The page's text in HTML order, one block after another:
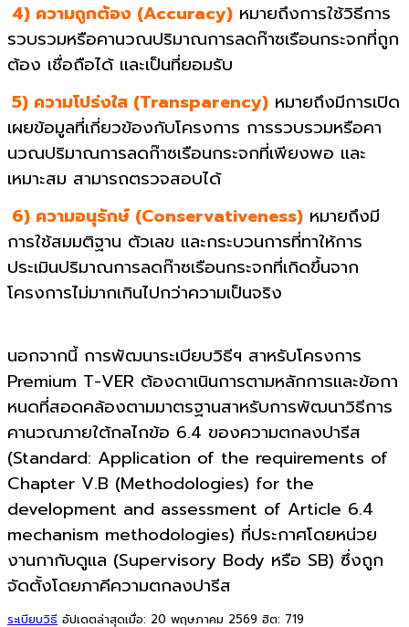
4) ความถูกต้อง (Accuracy) หมายถึงการใช้วิธีการ
รวบรวมหรือคานวณปริมาณการลดก๊าซเรือนกระจกที่ถูก
ต้อง เชื่อถือได้ และเป็นที่ยอมรับ
5) ความโปร่งใส (Transparency) หมายถึงมีการเปิด
เผยข้อมูลที่เกี่ยวข้องกับโครงการ การรวบรวมหรือคา
นวณปริมาณการลดก๊าซเรือนกระจกที่เพียงพอ และ
เหมาะสม สามารถตรวจสอบได้
6) ความอนุรักษ์ (Conservativeness) หมายถึงมี
การใช้สมมติฐาน ตัวเลข และกระบวนการที่ทาให้การ
ประเมินปริมาณการลดก๊าซเรือนกระจกที่เกิดขึ้นจาก
โครงการไม่มากเกินไปกว่าความเป็นจริง
นอกจากนี้ การพัฒนาระเบียบวิธีฯ สาหรับโครงการ
Premium T-VER ต้องดาเนินการตามหลักการและข้อกา
หนดที่สอดคล้องตามมาตรฐานสาหรับการพัฒนาวิธีการ
คานวณภายใต้กลไกข้อ 6.4 ของความตกลงปารีส
(Standard: Application of the requirements of
Chapter V.B (Methodologies) for the
development and assessment of Article 6.4
mechanism methodologies) ที่ประกาศโดยหน่วย
งานกากับดูแล (Supervisory Body หรือ SB) ซึ่งถูก
จัดตั้งโดยภาคีความตกลงปารีส
ระเบียบวิธี อัปเดตล่าสุดเมื่อ: 20 พฤษภาคม 2569 ฮิต: 719